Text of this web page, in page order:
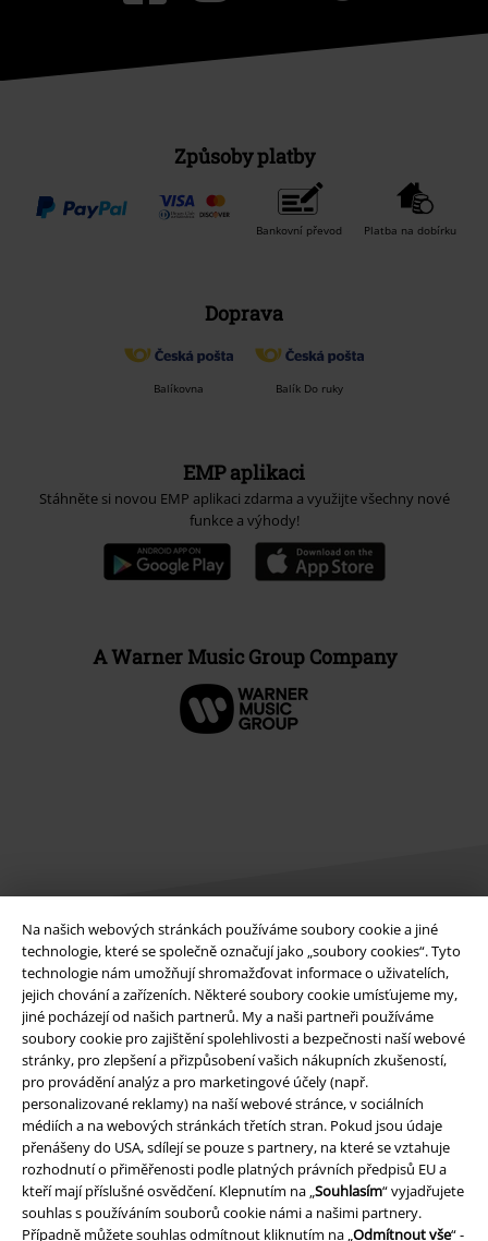
Na našich webových stránkách používáme soubory cookie a jiné
technologie, které se společně označují jako „soubory cookies“. Tyto
technologie nám umožňují shromažďovat informace o uživatelích,
jejich chování a zařízeních. Některé soubory cookie umísťujeme my,
jiné pocházejí od našich partnerů. My a naši partneři používáme
soubory cookie pro zajištění spolehlivosti a bezpečnosti naší webové
stránky, pro zlepšení a přizpůsobení vašich nákupních zkušeností,
pro provádění analýz a pro marketingové účely (např.
personalizované reklamy) na naší webové stránce, v sociálních
médiích a na webových stránkách třetích stran. Pokud jsou údaje
přenášeny do USA, sdílejí se pouze s partnery, na které se vztahuje
rozhodnutí o přiměřenosti podle platných právních předpisů EU a
kteří mají příslušné osvědčení. Klepnutím na „Souhlasím“ vyjadřujete
souhlas s používáním souborů cookie námi a našimi partnery.
Případně můžete souhlas odmítnout kliknutím na „Odmítnout vše“ -
Způsoby platby
Bankovní převod Platba na dobírku
Doprava
Balíkovna Balík Do ruky
EMP aplikaci
Stáhněte si novou EMP aplikaci zdarma a využijte všechny nové
funkce a výhody!
A Warner Music Group Company
Právní informace
Podmínky
Prohlášení
Ochrana osobních údajů
Likvidace odpadu a ochrana životního prostředí
Prohlášení o shodě